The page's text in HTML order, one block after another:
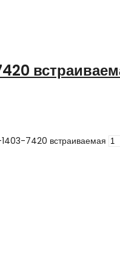
1403-7420 встраиваемая